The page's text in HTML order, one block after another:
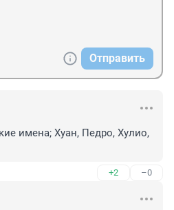
Отправить
имена; Хуан, Педро, Хулио,
+2 –0